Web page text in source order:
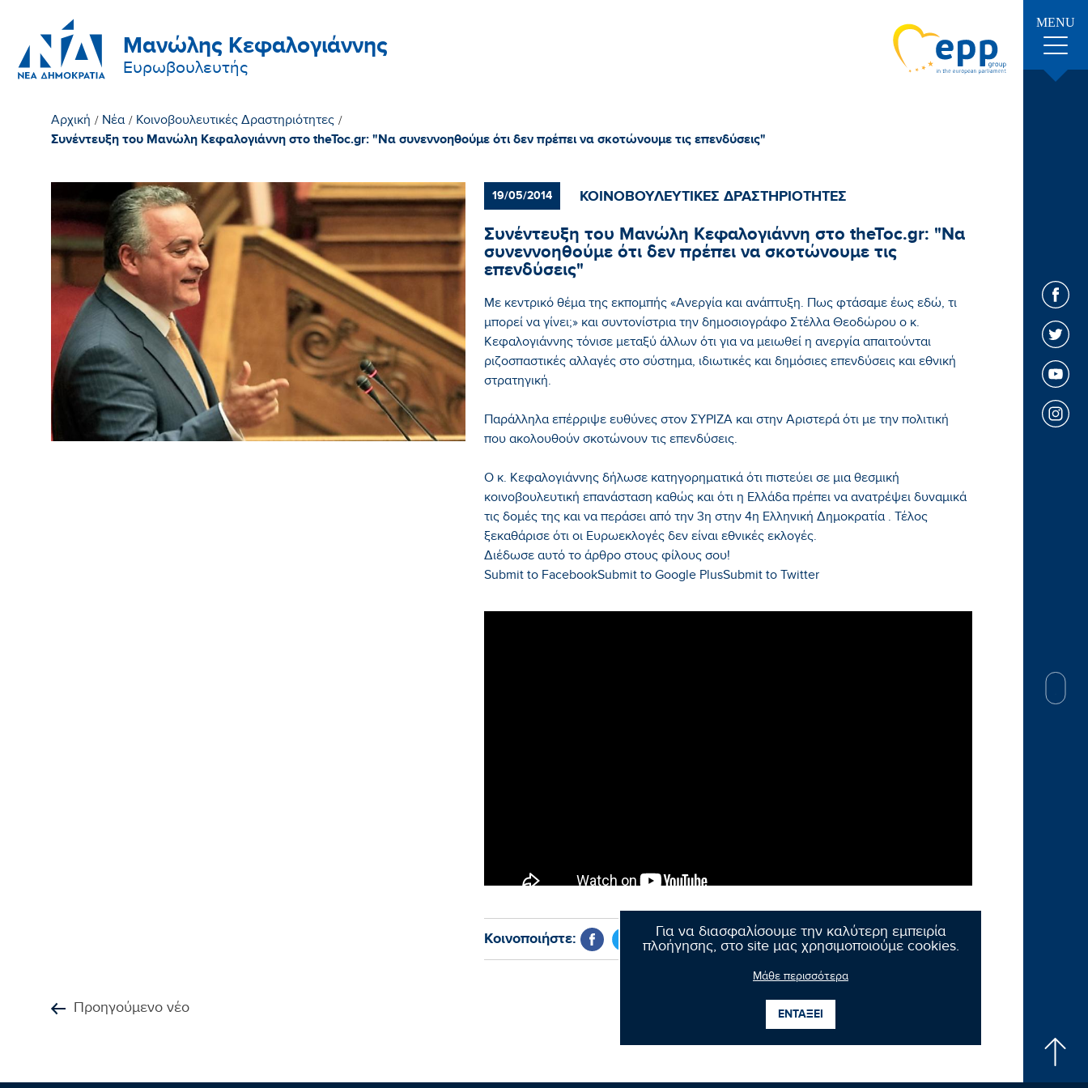
Μανώλης Κεφαλογιάννης
Ευρωβουλευτής
MENU
Για να διασφαλίσουμε την καλύτερη εμπειρία
πλοήγησης, στο site μας χρησιμοποιούμε cookies.
Μάθε περισσότερα
ΕΝΤΑΞΕΙ
Αρχική / Νέα / Κοινοβουλευτικές Δραστηριότητες /
Συνέντευξη του Μανώλη Κεφαλογιάννη στο theToc.gr: "Να συνεννοηθούμε ότι δεν πρέπει να σκοτώνουμε τις επενδύσεις"
19/05/2014 ΚΟΙΝΟΒΟΥΛΕΥΤΙΚΕΣ ΔΡΑΣΤΗΡΙΟΤΗΤΕΣ
Συνέντευξη του Μανώλη Κεφαλογιάννη στο theToc.gr: "Να
συνεννοηθούμε ότι δεν πρέπει να σκοτώνουμε τις
επενδύσεις"
Με κεντρικό θέμα της εκπομπής «Ανεργία και ανάπτυξη. Πως φτάσαμε έως εδώ, τι
μπορεί να γίνει;» και συντονίστρια την δημοσιογράφο Στέλλα Θεοδώρου ο κ.
Κεφαλογιάννης τόνισε μεταξύ άλλων ότι για να μειωθεί η ανεργία απαιτούνται
ριζοσπαστικές αλλαγές στο σύστημα, ιδιωτικές και δημόσιες επενδύσεις και εθνική
στρατηγική.
Παράλληλα επέρριψε ευθύνες στον ΣΥΡΙΖΑ και στην Αριστερά ότι με την πολιτική
που ακολουθούν σκοτώνουν τις επενδύσεις.
Ο κ. Κεφαλογιάννης δήλωσε κατηγορηματικά ότι πιστεύει σε μια θεσμική
κοινοβουλευτική επανάσταση καθώς και ότι η Ελλάδα πρέπει να ανατρέψει δυναμικά
τις δομές της και να περάσει από την 3η στην 4η Ελληνική Δημοκρατία . Τέλος
ξεκαθάρισε ότι οι Ευρωεκλογές δεν είναι εθνικές εκλογές.
Διέδωσε αυτό το άρθρο στους φίλους σου!
Submit to FacebookSubmit to Google PlusSubmit to Twitter
Κοινοποιήστε:
Προηγούμενο νέο